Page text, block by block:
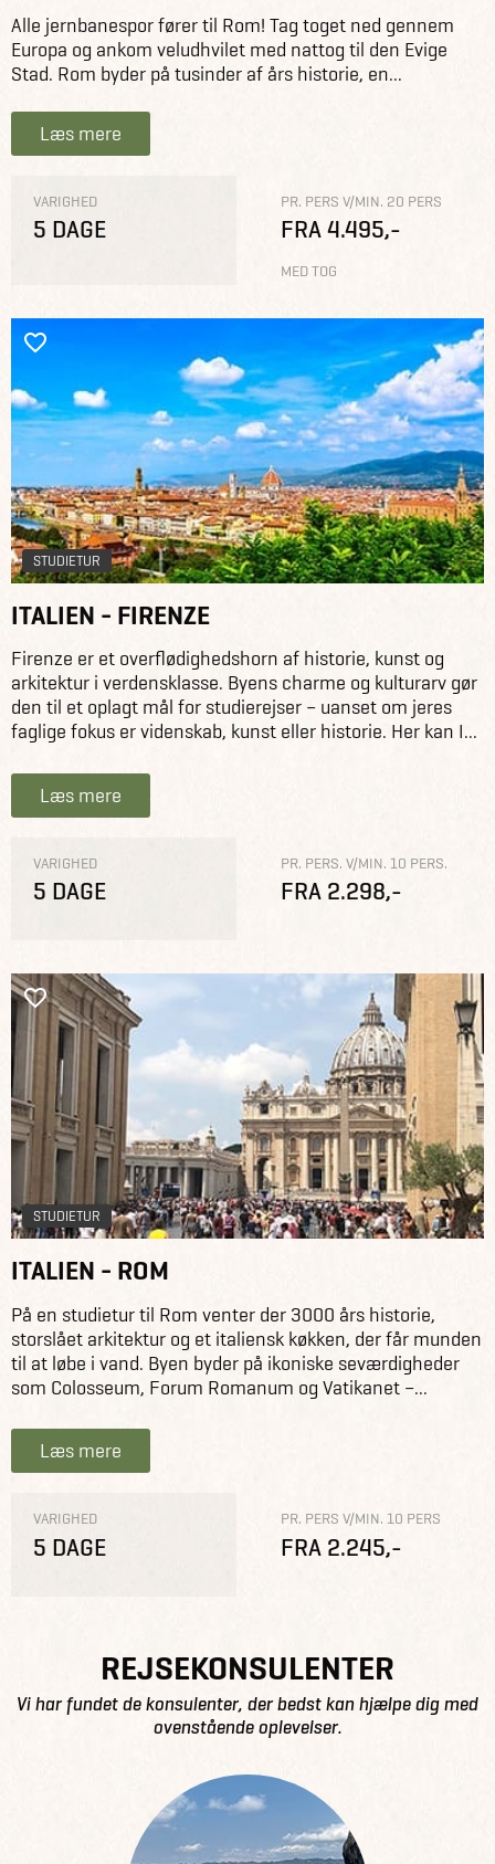
Alle jernbanespor fører til Rom! Tag toget ned gennem
Europa og ankom veludhvilet med nattog til den Evige
Stad. Rom byder på tusinder af års historie, en...
Læs mere
VARIGHED
5 DAGE
PR. PERS V/MIN. 20 PERS
FRA 4.495,-
MED TOG
STUDIETUR
ITALIEN - FIRENZE
Firenze er et overflødighedshorn af historie, kunst og
arkitektur i verdensklasse. Byens charme og kulturarv gør
den til et oplagt mål for studierejser – uanset om jeres
faglige fokus er videnskab, kunst eller historie. Her kan I...
Læs mere
VARIGHED
5 DAGE
PR. PERS. V/MIN. 10 PERS.
FRA 2.298,-
STUDIETUR
ITALIEN - ROM
På en studietur til Rom venter der 3000 års historie,
storslået arkitektur og et italiensk køkken, der får munden
til at løbe i vand. Byen byder på ikoniske seværdigheder
som Colosseum, Forum Romanum og Vatikanet –...
Læs mere
VARIGHED
5 DAGE
PR. PERS V/MIN. 10 PERS
FRA 2.245,-
REJSEKONSULENTER
Vi har fundet de konsulenter, der bedst kan hjælpe dig med
ovenstående oplevelser.